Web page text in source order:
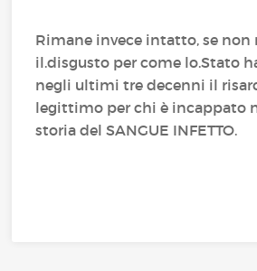
Rimane invece intatto, se non
il.disgusto per come lo.Stato
negli ultimi tre decenni il
legittimo per chi è incappato
storia del SANGUE INFETTO.